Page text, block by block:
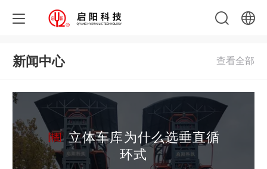
新闻中心
立体车库为什么选垂直循
环式